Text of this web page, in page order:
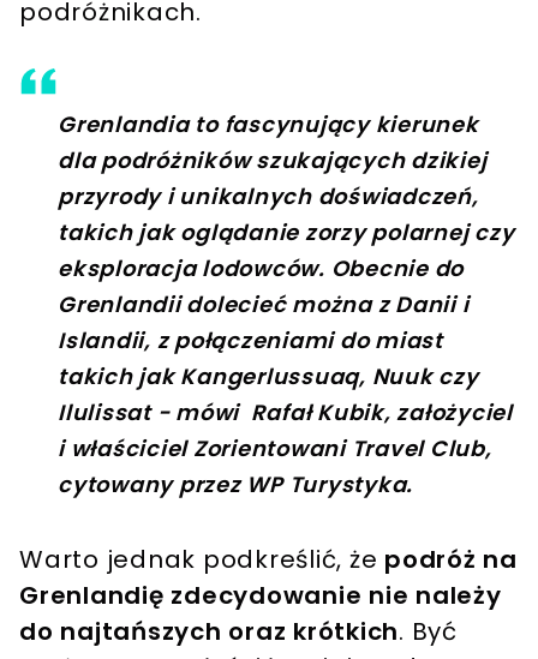
podróżnikach.
Grenlandia to fascynujący kierunek
dla podróżników szukających dzikiej
przyrody i unikalnych doświadczeń,
takich jak oglądanie zorzy polarnej czy
eksploracja lodowców. Obecnie do
Grenlandii dolecieć można z Danii i
Islandii, z połączeniami do miast
takich jak Kangerlussuaq, Nuuk czy
Ilulissat - mówi Rafał Kubik, założyciel
i właściciel Zorientowani Travel Club,
cytowany przez WP Turystyka.
Warto jednak podkreślić, że podróż na
Grenlandię zdecydowanie nie należy
do najtańszych oraz krótkich. Być